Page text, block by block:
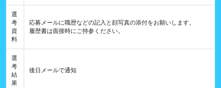
選
考
資
料
応募メールに職歴などの記入と顔写真の添付をお願いします。
履歴書は面接時にご持参ください。
選
考
結
果
後日メールで通知